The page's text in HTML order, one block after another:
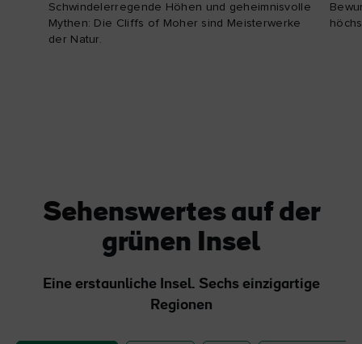
Schwindelerregende Höhen und geheimnisvolle
Mythen: Die Cliffs of Moher sind Meisterwerke
der Natur.
Sehenswertes auf der
grünen Insel
Eine erstaunliche Insel. Sechs einzigartige
Regionen